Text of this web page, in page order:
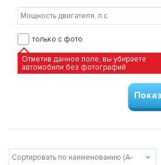
только с фото
Отметив данное поле, вы убираете
автомобили без фотографий